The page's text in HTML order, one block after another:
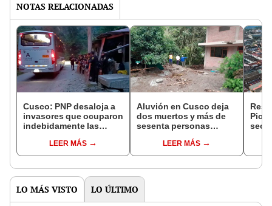
NOTAS RELACIONADAS
Cusco: PNP desaloja a
invasores que ocuparon
indebidamente las
Bingham hacia Machu
Picchu
LEER MÁS
Aluvión en Cusco deja
dos muertos y más de
sesenta personas
comunidad de
Machupicchu
LEER MÁS
LO MÁS VISTO LO ÚLTIMO